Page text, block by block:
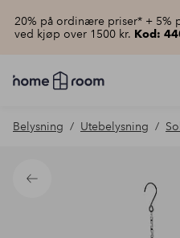
20% på ordinære priser* + 5%
ved kjøp over 1500 kr. Kod:
Homeroom
–
hjemmet
pris
Belysning Utebelysning
Tilbake